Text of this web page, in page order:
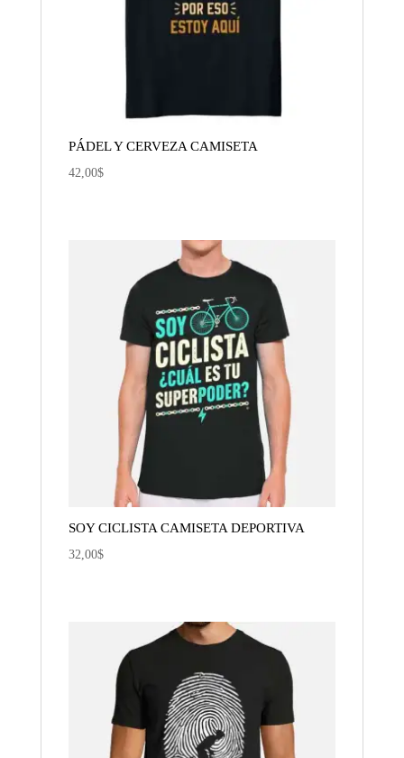
PÁDEL Y CERVEZA CAMISETA
42,00$
SOY CICLISTA CAMISETA DEPORTIVA
32,00$